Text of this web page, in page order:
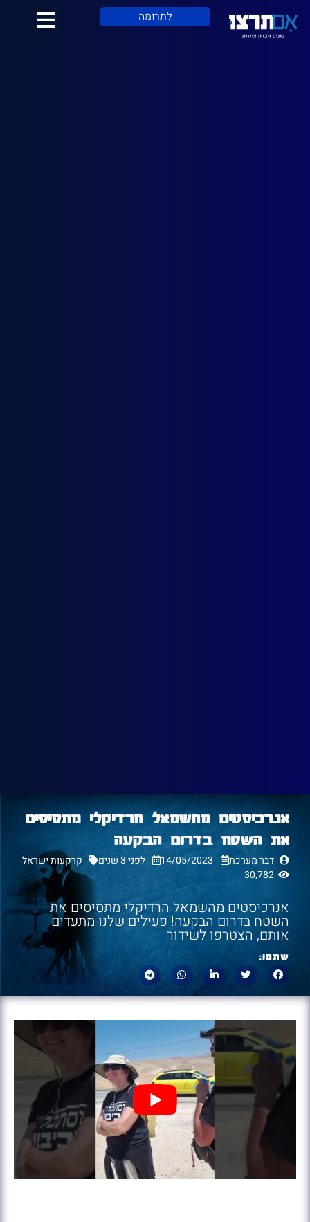
לתרומה
אנרכיסטים מהשמאל הרדיקלי מתסיסים
את השטח בדרום הבקעה
דבר מערכת 14/05/2023 לפני 3 שנים
קרקעות ישראל
30,782
אנרכיסטים מהשמאל הרדיקלי מתסיסים את
השטח בדרום הבקעה! פעילים שלנו מתעדים
אותם, הצטרפו לשידור
שתפו: